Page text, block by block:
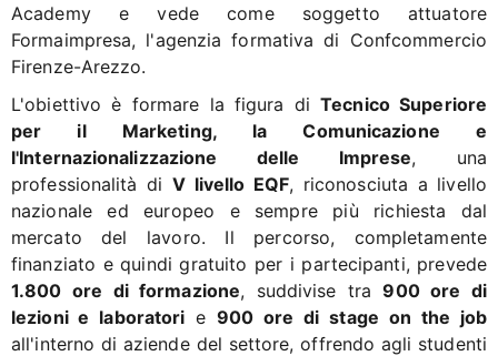
Academy e vede come soggetto attuatore
Formaimpresa, l'agenzia formativa di Confcommercio
Firenze-Arezzo.
L'obiettivo è formare la figura diTecnico Superiore
per il Marketing, la Comunicazione e
l'Internazionalizzazione delle Imprese, una
professionalità di V livello EQF, riconosciuta a livello
nazionale ed europeo e sempre più richiesta dal
mercato del lavoro. Il percorso, completamente
finanziato e quindi gratuito per i partecipanti, prevede
1.800 ore di formazione, suddivise tra900 ore di
lezioni e laboratori e900 ore di stage on the job
all'interno di aziende del settore, offrendo agli studenti